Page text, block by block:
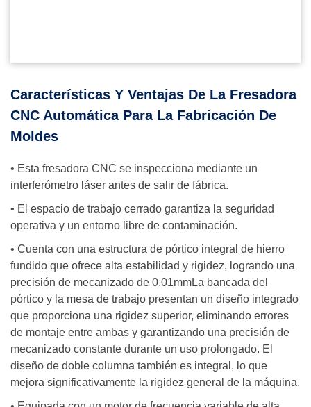
Características Y Ventajas De La Fresadora
CNC Automática Para La Fabricación De
Moldes
• Esta fresadora CNC se inspecciona mediante un
interferómetro láser antes de salir de fábrica.
• El espacio de trabajo cerrado garantiza la seguridad
operativa y un entorno libre de contaminación.
• Cuenta con una estructura de pórtico integral de hierro
fundido que ofrece alta estabilidad y rigidez, logrando una
precisión de mecanizado de 0.01mmLa bancada del
pórtico y la mesa de trabajo presentan un diseño integrado
que proporciona una rigidez superior, eliminando errores
de montaje entre ambas y garantizando una precisión de
mecanizado constante durante un uso prolongado. El
diseño de doble columna también es integral, lo que
mejora significativamente la rigidez general de la máquina.